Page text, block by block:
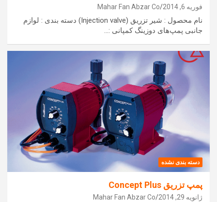
فوریه 6, 2014 Mahar Fan Abzar Co
نام محصول : شیر تزریق (Injection valve) دسته بندی : لوازم
جانبی پمپ‌های دوزینگ کمپانی :…
دسته بندی نشده
پمپ تزریق Concept Plus
ژانویه 29, 2014 Mahar Fan Abzar Co